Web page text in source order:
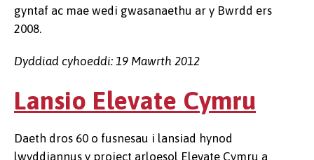
gyntaf ac mae wedi gwasanaethu ar y Bwrdd ers
2008.
Dyddiad cyhoeddi: 19 Mawrth 2012
Lansio Elevate Cymru
Daeth dros 60 o fusnesau i lansiad hynod
lwyddiannus y project arloesol Elevate Cymru a